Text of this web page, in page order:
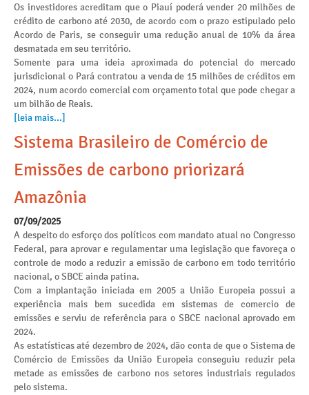
Os investidores acreditam que o Piauí poderá vender 20 milhões de
crédito de carbono até 2030, de acordo com o prazo estipulado pelo
Acordo de Paris, se conseguir uma redução anual de 10% da área
desmatada em seu território.
Somente para uma ideia aproximada do potencial do mercado
jurisdicional o Pará contratou a venda de 15 milhões de créditos em
2024, num acordo comercial com orçamento total que pode chegar a
um bilhão de Reais.
[leia mais...]
Sistema Brasileiro de Comércio de
Emissões de carbono priorizará
Amazônia
07/09/2025
A despeito do esforço dos políticos com mandato atual no Congresso
Federal, para aprovar e regulamentar uma legislação que favoreça o
controle de modo a reduzir a emissão de carbono em todo território
nacional, o SBCE ainda patina.
Com a implantação iniciada em 2005 a União Europeia possui a
experiência mais bem sucedida em sistemas de comercio de
emissões e serviu de referência para o SBCE nacional aprovado em
2024.
As estatísticas até dezembro de 2024, dão conta de que o Sistema de
Comércio de Emissões da União Europeia conseguiu reduzir pela
metade as emissões de carbono nos setores industriais regulados
pelo sistema.